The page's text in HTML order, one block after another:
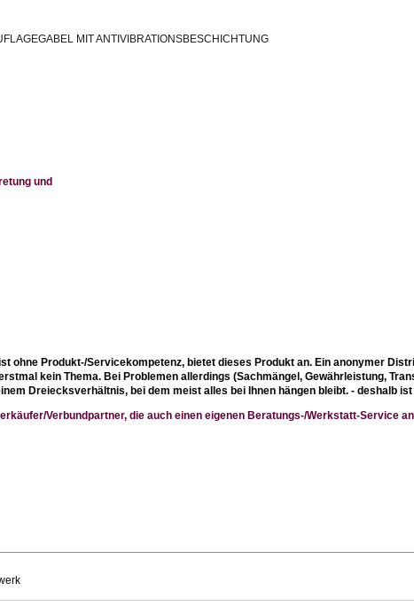
MIT ANTIVIBRATIONSBESCHICHTUNG
und
ohne Produkt-/Servicekompetenz, bietet dieses Produkt an. Ein anonymer
kein Thema. Bei Problemen allerdings (Sachmängel, Gewährleistung,
Dreiecksverhältnis, bei dem meist alles bei Ihnen hängen bleibt. - deshalb
Verbundpartner, die auch einen eigenen Beratungs-/Werkstatt-Service